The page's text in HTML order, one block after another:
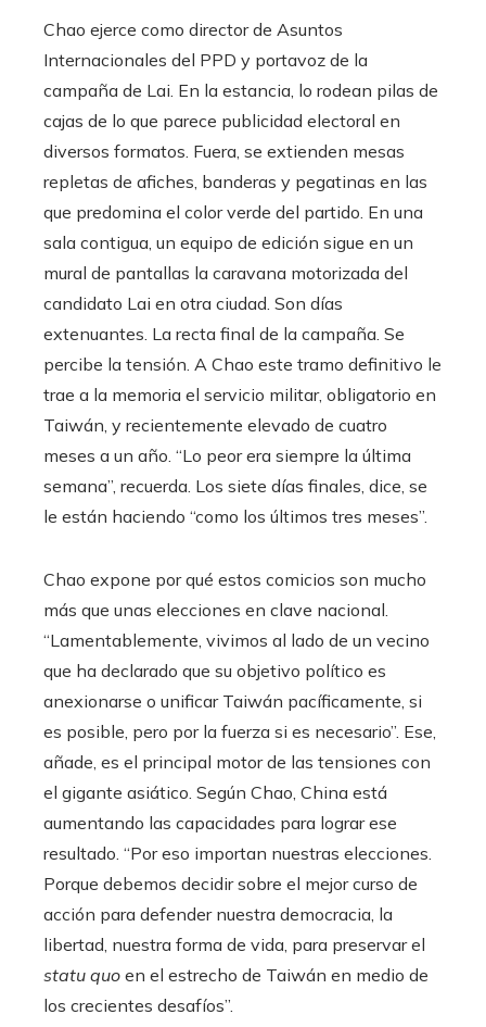
Chao ejerce como director de Asuntos
Internacionales del PPD y portavoz de la
campaña de Lai. En la estancia, lo rodean pilas de
cajas de lo que parece publicidad electoral en
diversos formatos. Fuera, se extienden mesas
repletas de afiches, banderas y pegatinas en las
que predomina el color verde del partido. En una
sala contigua, un equipo de edición sigue en un
mural de pantallas la caravana motorizada del
candidato Lai en otra ciudad. Son días
extenuantes. La recta final de la campaña. Se
percibe la tensión. A Chao este tramo definitivo le
trae a la memoria el servicio militar, obligatorio en
Taiwán, y recientemente elevado de cuatro
meses a un año. “Lo peor era siempre la última
semana”, recuerda. Los siete días finales, dice, se
le están haciendo “como los últimos tres meses”.
Chao expone por qué estos comicios son mucho
más que unas elecciones en clave nacional.
“Lamentablemente, vivimos al lado de un vecino
que ha declarado que su objetivo político es
anexionarse o unificar Taiwán pacíficamente, si
es posible, pero por la fuerza si es necesario”. Ese,
añade, es el principal motor de las tensiones con
el gigante asiático. Según Chao, China está
aumentando las capacidades para lograr ese
resultado. “Por eso importan nuestras elecciones.
Porque debemos decidir sobre el mejor curso de
acción para defender nuestra democracia, la
libertad, nuestra forma de vida, para preservar el
statu quo en el estrecho de Taiwán en medio de
los crecientes desafíos”.